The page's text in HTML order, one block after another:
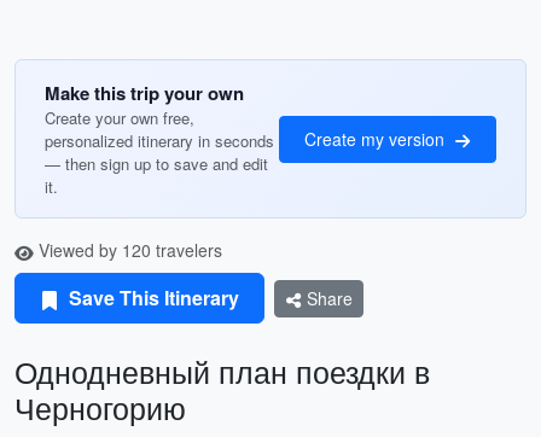
Make this trip your own
Create your own free,
personalized itinerary in seconds
— then sign up to save and edit
it.
Create my version
Viewed by 120 travelers
Save This Itinerary Share
Однодневный план поездки в
Черногорию